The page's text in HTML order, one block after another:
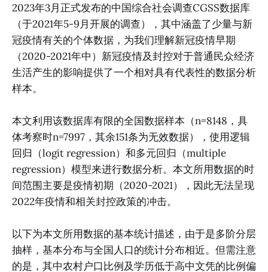
2023年3月正式发布的中国综合社会调查CGSS数据库
（于2021年5-9月开展的调查），其中涵盖了少量与新
冠疫情有关的个体数据，为我们理解新冠疫情早期
（2020-2021年中）新冠疫情及封控对于普通民众经济
生活产生的影响提供了一个相对具有代表性的数据分析
样本。
本文利用该数据库有限的全国数据样本（n=8148，具
体考察时n=7997，其余151条为无效数据），使用逻辑
回归（logit regression）和多元回归（multiple
regression）模型来进行数据分析。本文所用数据的时
间范围主要是疫情初期（2020-2021），因此无法呈现
2022年疫情和相关封控政策的冲击。
以下为本文所用数据的基本统计描述，由于是多阶分层
抽样，基本分布与全国人口的统计分布相近。但需注意
的是，其中农村户口比例及学历低于高中文凭的比例偏